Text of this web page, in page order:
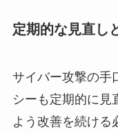
定期的な見直し
サイバー攻撃の手
シーも定期的に見
よう改善を続ける